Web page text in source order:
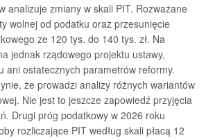
analizuje zmiany w skali PIT. Rozważane
wolnej od podatku oraz przesunięcie
ze 120 tys. do 140 tys. zł. Na
jednak rządowego projektu ustawy,
ani ostatecznych parametrów reformy.
że prowadzi analizy różnych wariantów
Nie jest to jeszcze zapowiedź przyjęcia
Drugi próg podatkowy w 2026 roku
rozliczające PIT według skali płacą 12